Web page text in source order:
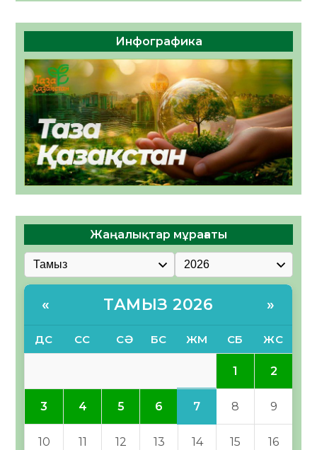
Инфографика
Жаңалықтар мұрағаты
« ТАМЫЗ 2026 »
ДС СС СӘ БС ЖМ СБ ЖС
1 2
3 4 5 6 7 8 9
10 11 12 13 14 15 16